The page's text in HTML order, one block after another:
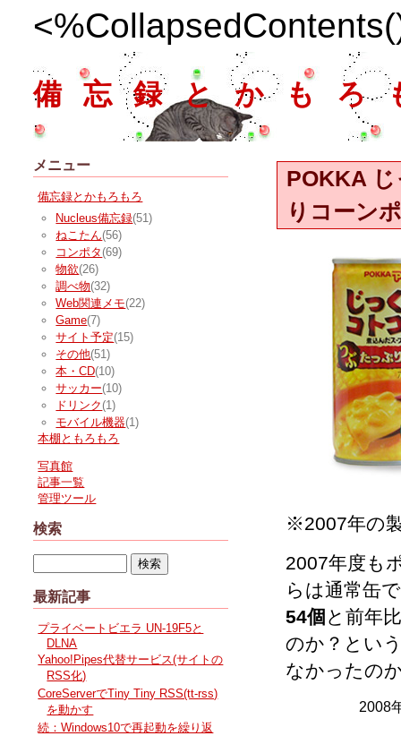
備忘録とかもろ
POKKA
りコーン
※2007年の
2007年度も
らは通常缶
54個 と前年
のか？とい
なかったの
2008
メニュー
備忘録とかもろもろ
Nucleus備忘録(51)
ねこたん(56)
コンポタ (69)
物欲(26)
調べ物(32)
Web関連メモ(22)
Game(7)
サイト予定(15)
その他(51)
本・CD(10)
サッカー(10)
ドリンク (1)
モバイル機器(1)
本棚ともろもろ
写真館
記事一覧
管理ツール
検索
最新記事
プライベートビエラ UN-19F5と
DLNA
Yahoo!Pipes代替サービス(サイトの
RSS化)
CoreServerでTiny Tiny RSS(tt-rss)
を動かす
続：Windows10で再起動を繰り返